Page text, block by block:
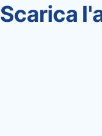
Scarica